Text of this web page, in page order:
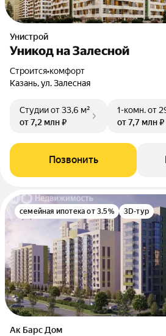
Унистрой
Уникод на Залесной
Строится•комфорт
Казань, ул. Залесная
Студииот 33,6 м²
от 7,2 млн ₽
1-комн.от
от 7,7 млн ₽
Позвонить
семейная ипотека от 3.5% 3D-тур
Ак Барс Дом